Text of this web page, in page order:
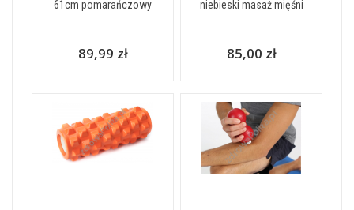
61cm pomarańczowy
89,99 zł
niebieski masaż mięśni
85,00 zł